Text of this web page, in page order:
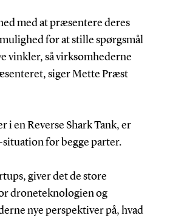
med at præsentere deres
for at stille spørgsmål
vinkler, så virksomhederne
siger Mette Præst
i en Reverse Shark Tank, er
for begge parter.
giver det de store
droneteknologien og
nye perspektiver på, hvad